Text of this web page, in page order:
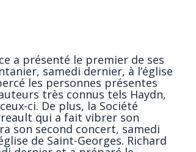
a présenté le premier de ses
samedi dernier, à l’église
les personnes présentes
très connus tels Haydn,
ci. De plus, la Société
qui a fait vibrer son
son second concert, samedi
de Saint-Georges. Richard